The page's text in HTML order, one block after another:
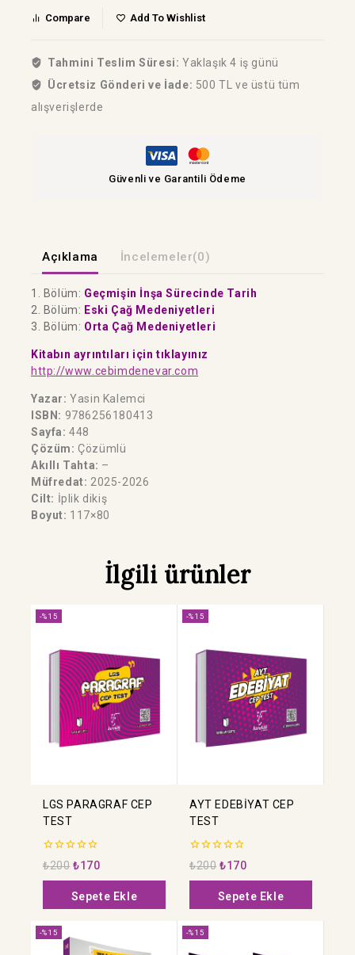
Compare Add To Wishlist
Tahmini Teslim Süresi: Yaklaşık 4 iş günü
Ücretsiz Gönderi ve İade: 500 TL ve üstü tüm
alışverişlerde
Güvenli ve Garantili Ödeme
Açıklama İncelemeler(0)
1. Bölüm: Geçmişin İnşa Sürecinde Tarih
2. Bölüm: Eski Çağ Medeniyetleri
3. Bölüm: Orta Çağ Medeniyetleri
Kitabın ayrıntıları için tıklayınız
http://www.cebimdenevar.com
Yazar: Yasin Kalemci
ISBN: 9786256180413
Sayfa:448
Çözüm:Çözümlü
Akıllı Tahta: –
Müfredat: 2025-2026
Cilt: İplik dikiş
Boyut: 117×80
İlgili ürünler
-%15
LGS PARAGRAF CEP
TEST
0
5
üzerinden
₺200 ₺170
Sepete Ekle
-%15
AYT EDEBİYAT CEP
TEST
0
5
üzerinden
₺200 ₺170
Sepete Ekle
-%15 -%15